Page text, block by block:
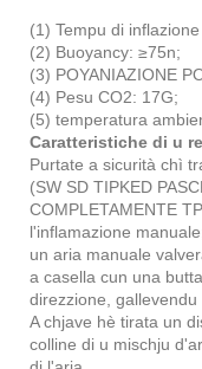
(1) Tempu di
(2) Buoyancy: ≥75n;
(3) POYANIAZIONE
(4) Pesu CO2: 17G;
(5) temperatura
Caratteristiche di u
Purtate a sicurità chì
(SW SD TIPKED
COMPLETAMENTE
l'inflamazione
un aria manuale
a casella cun una
direzzione,
A chjave hè tirata un
colline di u mischju